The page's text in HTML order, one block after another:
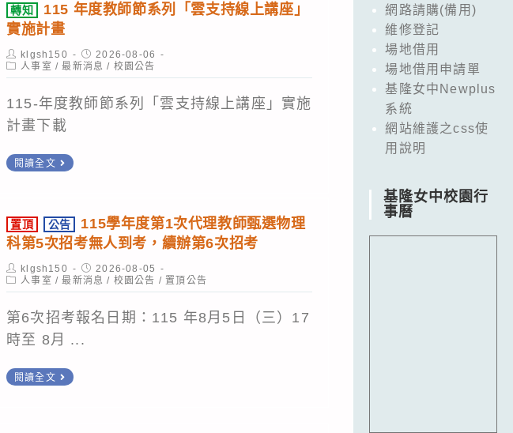
AI
才
方
舟
需
研
習：
A1、
A3、
B5-
轉知
115 年度教師節系列「雲支持線上講座」
實施計畫
Post
author:
klgsh150
Post
published:
2026-08-06
Post
category:
人事室 / 最新消息 / 校園公告
115-年度教師節系列「雲支持線上講座」實施
計畫下載
閱讀全文
年
度
教
師
節
「雲
置頂 公告
115學年度第1次代理教師甄選物理
科第5次招考無人到考，續辦第6次招考
Post
author:
klgsh150
Post
published:
2026-08-05
Post
category:
人事室 / 最新消息 / 校園公告 / 置頂公告
第6次招考報名日期：115 年8月5日（三）17
時至 8月 ...
閱讀全文
網路請購(備用)
維修登記
場地借用
場地借用申請單
基隆女中Newplus
系統
網站維護之css使
用說明
基隆女中校園行
事曆